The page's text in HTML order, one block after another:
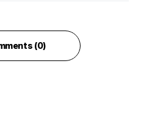
(0)